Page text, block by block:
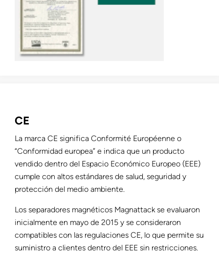
CE
La marca CE significa Conformité Européenne o
“Conformidad europea” e indica que un producto
vendido dentro del Espacio Económico Europeo (EEE)
cumple con altos estándares de salud, seguridad y
protección del medio ambiente.
Los separadores magnéticos Magnattack se evaluaron
inicialmente en mayo de 2015 y se consideraron
compatibles con las regulaciones CE, lo que permite su
suministro a clientes dentro del EEE sin restricciones.